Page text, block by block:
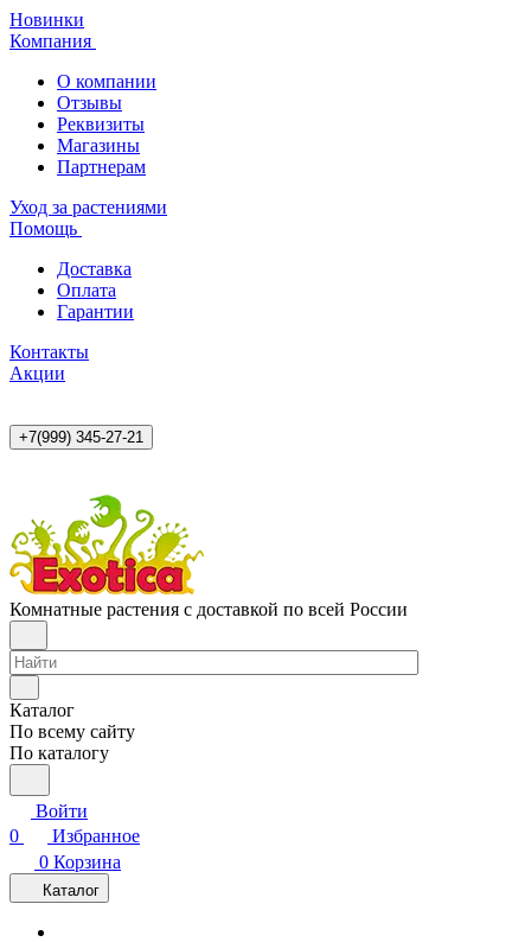
Новинки
Компания
О компании
Отзывы
Реквизиты
Магазины
Партнерам
Уход за растениями
Помощь
Доставка
Оплата
Гарантии
Контакты
Акции
+7(999) 345-27-21
Комнатные растения с доставкой по всей России
Каталог
По всему сайту
По каталогу
Войти
0
Избранное
0 Корзина
Каталог